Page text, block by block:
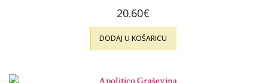
20.60€
DODAJ U KOŠARICU